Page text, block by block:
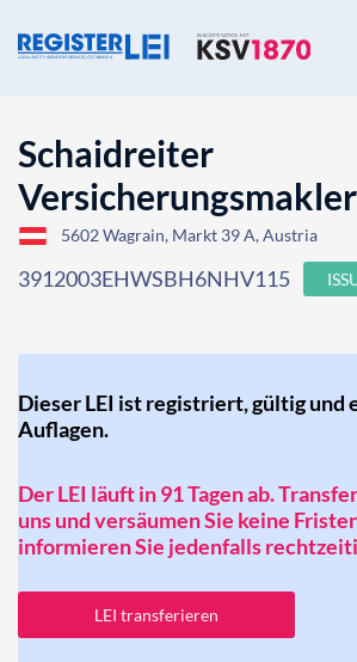
Schaidreiter
5602 Wagrain, Markt 39 A, Austria
3912003EHWSBH6NHV115
Dieser LEI ist registriert, gültig und
Auflagen.
Der LEI läuft in 91 Tagen ab.
uns und versäumen Sie keine
informieren Sie jedenfalls
LEI transferieren